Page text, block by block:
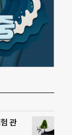
관